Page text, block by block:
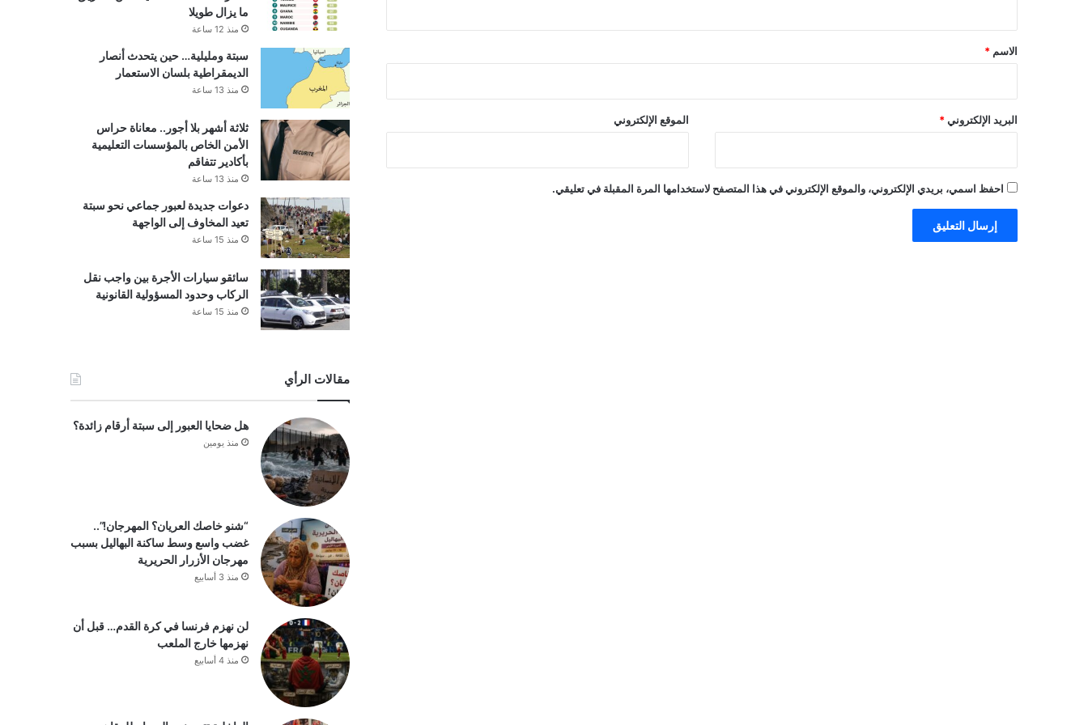
*
الاسم *
البريد الإلكتروني * الموقع الإلكتروني
احفظ اسمي، بريدي الإلكتروني، والموقع الإلكتروني في هذا المتصفح لاستخدامها المرة المقبلة في تعليقي.
ما يزال طويلا
منذ 12 ساعة
سبتة ومليلية… حين يتحدث أنصار
الديمقراطية بلسان الاستعمار
منذ 13 ساعة
ثلاثة أشهر بلا أجور.. معاناة حراس
الأمن الخاص بالمؤسسات التعليمية
بأكادير تتفاقم
منذ 13 ساعة
دعوات جديدة لعبور جماعي نحو سبتة
تعيد المخاوف إلى الواجهة
منذ 15 ساعة
سائقو سيارات الأجرة بين واجب نقل
الركاب وحدود المسؤولية القانونية
منذ 15 ساعة
مقالات الرأي
هل ضحايا العبور إلى سبتة أرقام زائدة؟
منذ يومين
“شنو خاصك العريان؟ المهرجان!”..
غضب واسع وسط ساكنة البهاليل بسبب
مهرجان الأزرار الحريرية
منذ 3 أسابيع
لن نهزم فرنسا في كرة القدم… قبل أن
نهزمها خارج الملعب
منذ 4 أسابيع